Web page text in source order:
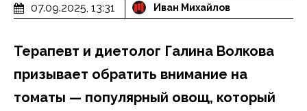
07.09.2025, 13:31 Иван Михайлов
Терапевт и диетолог Галина Волкова
призывает обратить внимание на
томаты — популярный овощ, который